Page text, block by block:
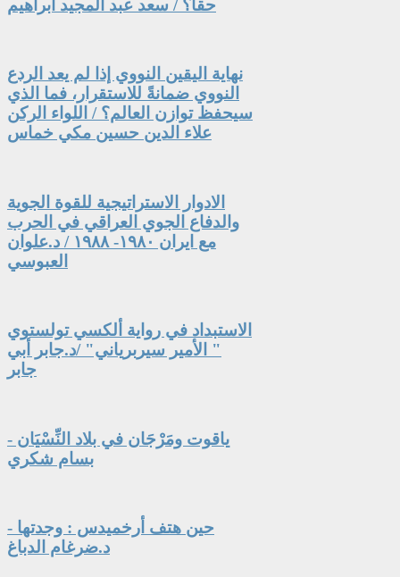
حقاً؟ / سعد عبد المجيد ابراهيم
نهاية اليقين النووي إذا لم يعد الردع
النووي ضمانةً للاستقرار، فما الذي
سيحفظ توازن العالم؟ / اللواء الركن
علاء الدين حسين مكي خماس
الادوار الاستراتيجية للقوة الجوية
والدفاع الجوي العراقي في الحرب
مع ايران ١٩٨٠- ١٩٨٨ / د.علوان
العبوسي
الاستبداد في رواية ألكسي تولستوي
" الأمير سيربرياني" /د.جابر أبي
جابر
ياقوت ومَرْجَان في بلاد النِّسْيَان -
بسام شكري
حين هتف أرخميدس : وجدتها -
د.ضرغام الدباغ